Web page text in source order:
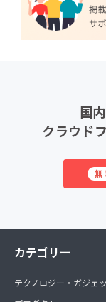
国
クラウド
カテゴリー
テクノロジー・ガジェ